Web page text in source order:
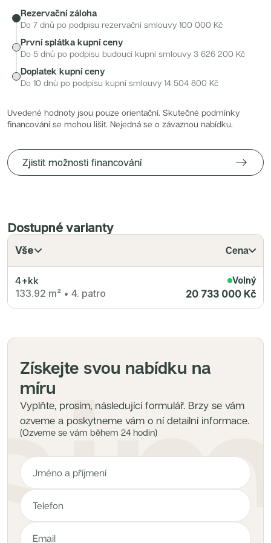
Rezervační záloha
Do 7 dnů po podpisu rezervační smlouvy 100 000 Kč
První splátka kupní ceny
Do 5 dnů po podpisu budoucí kupní smlouvy 3 626 200 Kč
Doplatek kupní ceny
Do 10 dnů po podpisu kupní smlouvy 14 504 800 Kč
Uvedené hodnoty jsou pouze orientační. Skutečné podmínky
financování se mohou lišit. Nejedná se o závaznou nabídku.
Zjistit možnosti financování
Dostupné varianty
Vše Cena
4+kk
133.92 m² • 4. patro
Volný
20 733 000 Kč
Získejte svou nabídku na
míru
Vyplňte, prosím, následující formulář. Brzy se vám
ozveme a poskytneme vám o ní detailní informace.
(Ozveme se vám během 24 hodin)
Polská 52
PORTTI Kladno II
Lihovar Smíchov Sever
Idylka Lochkov